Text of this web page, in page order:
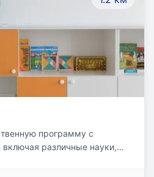
программу с
различные науки,